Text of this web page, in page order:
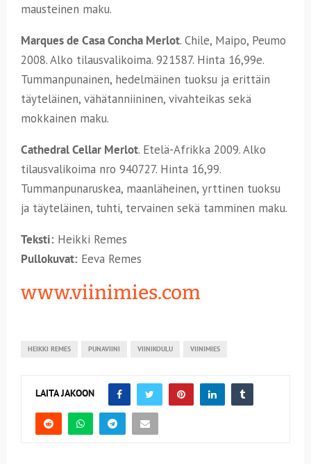
mausteinen maku.
Marques de Casa Concha Merlot. Chile, Maipo, Peumo
2008. Alko tilausvalikoima. 921587. Hinta 16,99e.
Tummanpunainen, hedelmäinen tuoksu ja erittäin
täyteläinen, vähätanniininen, vivahteikas sekä
mokkainen maku.
Cathedral Cellar Merlot. Etelä-Afrikka 2009. Alko
tilausvalikoima nro 940727. Hinta 16,99.
Tummanpunaruskea, maanläheinen, yrttinen tuoksu
ja täyteläinen, tuhti, tervainen sekä tamminen maku.
Teksti: Heikki Remes
Pullokuvat: Eeva Remes
www.viinimies.com
HEIKKI REMES PUNAVIINI VIINIKOULU VIINIMIES
LAITA JAKOON